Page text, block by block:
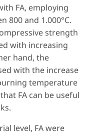
FA, employing
800 and 1.000°C.
strength
with increasing
hand, the
with the increase
temperature
FA can be useful
level, FA were